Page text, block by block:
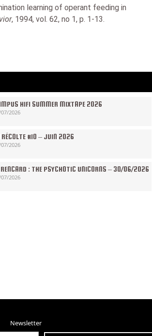
learning of operant feeding in
, 1994, vol. 62, no 1, p. 1-13.
HIFI SUMMER MIXTAPE 2026
2026
RÉCOLTE #10 – JUIN 2026
2026
RENCARD : THE PSYCHOTIC UNICORNS – 30/06/2026
2026
Newsletter